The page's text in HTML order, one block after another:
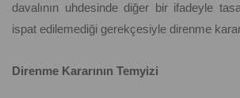
davalının uhdesinde diğer bir ifadeyle
ispat edilemediği gerekçesiyle direnme
Direnme Kararının Temyizi